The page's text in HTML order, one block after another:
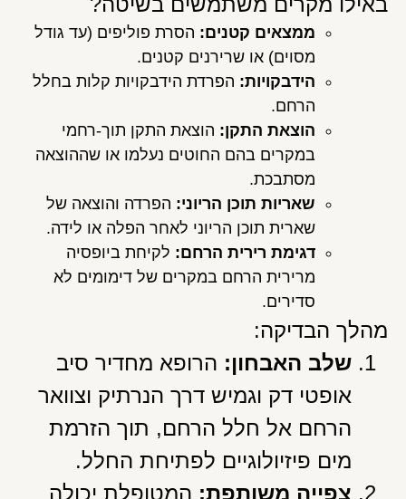
ממצאים קטנים: הסרת פוליפים (עד גודל
מסוים) או שרירנים קטנים.
הידבקויות: הפרדת הידבקויות קלות בחלל
הרחם.
הוצאת התקן: הוצאת התקן תוך-רחמי
במקרים בהם החוטים נעלמו או שההוצאה
מסתבכת.
שאריות תוכן הריוני: הפרדה והוצאה של
שארית תוכן הריוני לאחר הפלה או לידה.
דגימת רירית הרחם: לקיחת ביופסיה
מרירית הרחם במקרים של דימומים לא
סדירים.
מהלך הבדיקה:
שלב האבחון: הרופא מחדיר סיב
אופטי דק וגמיש דרך הנרתיק וצוואר
הרחם אל חלל הרחם, תוך הזרמת
מים פיזיולוגיים לפתיחת החלל.
צפייה משותפת: המטופלת יכולה